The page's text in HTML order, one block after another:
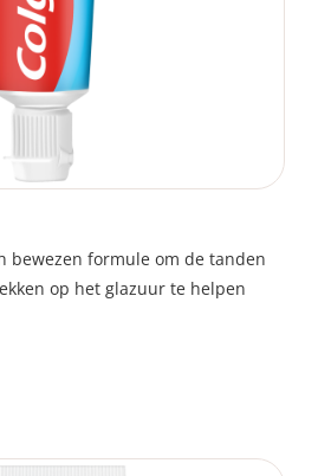
bewezen formule om de tanden
op het glazuur te helpen